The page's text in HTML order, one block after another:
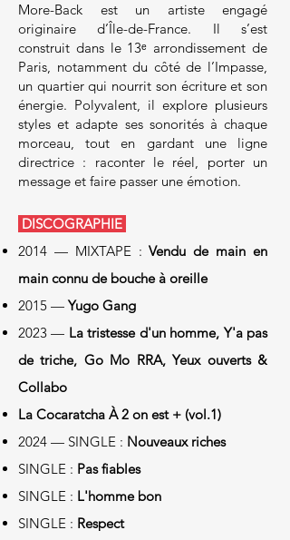
More-Back est un artiste engagé
originaire d’Île-de-France. Il s’est
construit dans le 13ᵉ arrondissement de
Paris, notamment du côté de l’Impasse,
un quartier qui nourrit son écriture et son
énergie. Polyvalent, il explore plusieurs
styles et adapte ses sonorités à chaque
morceau, tout en gardant une ligne
directrice : raconter le réel, porter un
message et faire passer une émotion.
DISCOGRAPHIE
2014 — MIXTAPE :Vendu de main en
main connu de bouche à oreille
2015 —Yugo Gang
2023 — La tristesse d'un homme, Y'a pas
de triche, Go Mo RRA, Yeux ouverts &
Collabo
La Cocaratcha À 2 on est + (vol.1)
2024 — SINGLE : Nouveaux riches
SINGLE : Pas fiables
SINGLE : L'homme bon
SINGLE : Respect